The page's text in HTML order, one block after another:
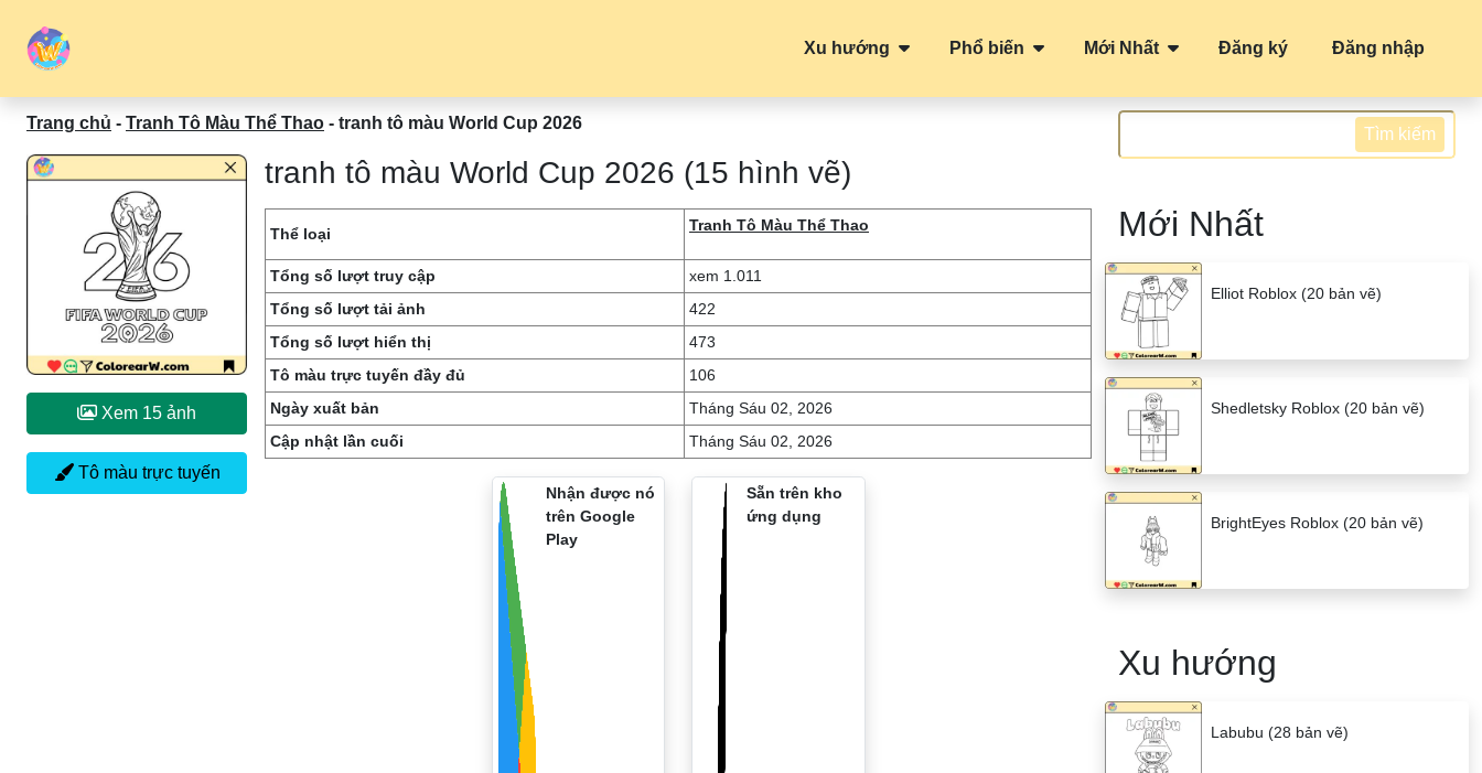
Xu hướng Phổ biến Mới Nhất Đăng ký Đăng nhập
Trang chủ - Tranh Tô Màu Thể Thao - tranh tô màu World Cup 2026
Xem 15 ảnh
Tô màu trực tuyến
tranh tô màu World Cup 2026 (15 hình vẽ)
Thể loại Tranh Tô Màu Thể Thao
Tổng số lượt truy cập
xem 1.011
Tổng số lượt tải ảnh
422
Tổng số lượt hiển thị
473
Tô màu trực tuyến đầy đủ
106
Ngày xuất bản
Tháng Sáu 02, 2026
Cập nhật lần cuối
Tháng Sáu 02, 2026
Nhận được nó
trên Google
Play
Sẵn trên kho
ứng dụng
Tìm kiếm
Mới Nhất
Elliot Roblox (20 bản vẽ)
Shedletsky Roblox (20 bản vẽ)
BrightEyes Roblox (20 bản vẽ)
Xu hướng
Labubu (28 bản vẽ)